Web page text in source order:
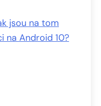
jsou na tom
na Android 10?